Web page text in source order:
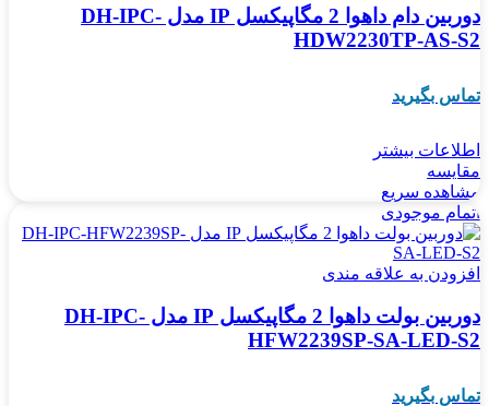
دوربین دام داهوا 2 مگاپیکسل IP مدل DH-IPC-
HDW2230TP-AS-S2
تماس بگیرید
اطلاعات بیشتر
مقایسه
مشاهده سریع
اتمام موجودی
افزودن به علاقه مندی
دوربین بولت داهوا 2 مگاپیکسل IP مدل DH-IPC-
HFW2239SP-SA-LED-S2
تماس بگیرید